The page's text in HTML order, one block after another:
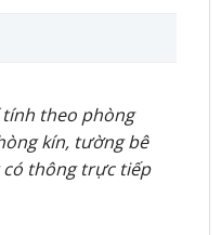
theo phòng
kín, tường bê
thông trực tiếp